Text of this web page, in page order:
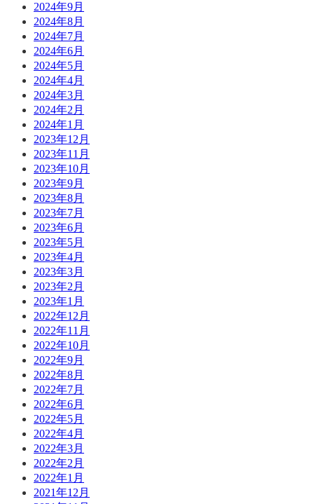
2024年9月
2024年8月
2024年7月
2024年6月
2024年5月
2024年4月
2024年3月
2024年2月
2024年1月
2023年12月
2023年11月
2023年10月
2023年9月
2023年8月
2023年7月
2023年6月
2023年5月
2023年4月
2023年3月
2023年2月
2023年1月
2022年12月
2022年11月
2022年10月
2022年9月
2022年8月
2022年7月
2022年6月
2022年5月
2022年4月
2022年3月
2022年2月
2022年1月
2021年12月